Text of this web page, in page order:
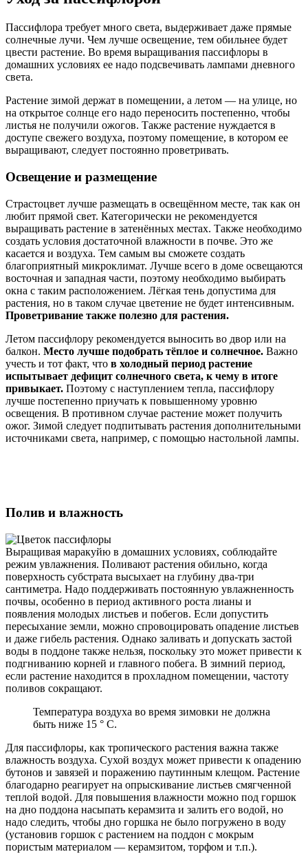
Пассифлора требует много света, выдерживает даже прямые
солнечные лучи. Чем лучше освещение, тем обильнее будет
цвести растение. Во время выращивания пассифлоры в
домашних условиях ее надо подсвечивать лампами дневного
света.
Растение зимой держат в помещении, а летом — на улице, но
на открытое солнце его надо переносить постепенно, чтобы
листья не получили ожогов. Также растение нуждается в
доступе свежего воздуха, поэтому помещение, в котором ее
выращивают, следует постоянно проветривать.
Освещение и размещение
Страстоцвет лучше размещать в освещённом месте, так как он
любит прямой свет. Категорически не рекомендуется
выращивать растение в затенённых местах. Также необходимо
создать условия достаточной влажности в почве. Это же
касается и воздуха. Тем самым вы сможете создать
благоприятный микроклимат. Лучше всего в доме освещаются
восточная и западная части, поэтому необходимо выбирать
окна с таким расположением. Лёгкая тень допустима для
растения, но в таком случае цветение не будет интенсивным.
Проветривание также полезно для растения.
Летом пассифлору рекомендуется выносить во двор или на
балкон. Место лучше подобрать тёплое и солнечное. Важно
учесть и тот факт, что в холодный период растение
испытывает дефицит солнечного света, к чему в итоге
привыкает. Поэтому с наступлением тепла, пассифлору
лучше постепенно приучать к повышенному уровню
освещения. В противном случае растение может получить
ожог. Зимой следует подпитывать растения дополнительными
источниками света, например, с помощью настольной лампы.
Полив и влажность
Выращивая маракуйю в домашних условиях, соблюдайте
режим увлажнения. Поливают растения обильно, когда
поверхность субстрата высыхает на глубину два-три
сантиметра. Надо поддерживать постоянную увлажненность
почвы, особенно в период активного роста лианы и
появления молодых листьев и побегов. Если допустить
пересыхание земли, можно спровоцировать опадение листьев
и даже гибель растения. Однако заливать и допускать застой
воды в поддоне также нельзя, поскольку это может привести к
подгниванию корней и главного побега. В зимний период,
если растение находится в прохладном помещении, частоту
поливов сокращают.
Температура воздуха во время зимовки не должна
быть ниже 15 ° С.
Для пассифлоры, как тропического растения важна также
влажность воздуха. Сухой воздух может привести к опадению
бутонов и завязей и поражению паутинным клещом. Растение
благодарно реагирует на опрыскивание листьев смягченной
теплой водой. Для повышения влажности можно под горшок
на дно поддона насыпать керамзита и залить его водой, но
надо следить, чтобы дно горшка не было погружено в воду
(установив горшок с растением на поддон с мокрым
пористым материалом — керамзитом, торфом и т.п.).